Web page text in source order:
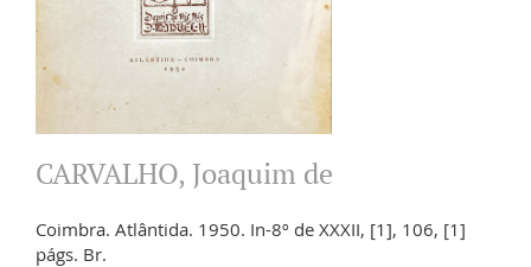
CARVALHO, Joaquim de
Coimbra. Atlântida. 1950. In-8º de XXXII, [1], 106, [1]
págs. Br.